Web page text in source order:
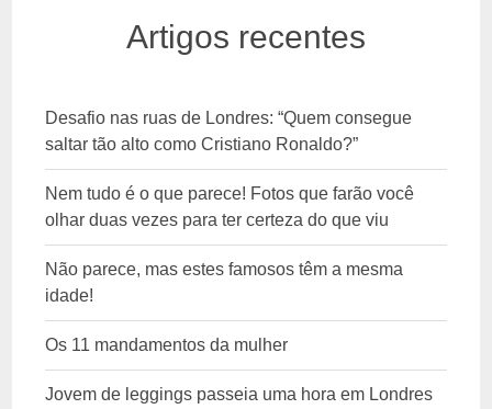
Artigos recentes
Desafio nas ruas de Londres: “Quem consegue
saltar tão alto como Cristiano Ronaldo?”
Nem tudo é o que parece! Fotos que farão você
olhar duas vezes para ter certeza do que viu
Não parece, mas estes famosos têm a mesma
idade!
Os 11 mandamentos da mulher
Jovem de leggings passeia uma hora em Londres